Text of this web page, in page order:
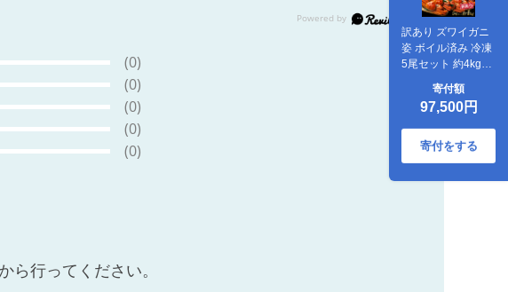
訳あり ズワイガニ
姿 ボイル済み 冷凍
5尾セット 約4kg
寄付額
97,500円
寄付をする
(0)
(0)
(0)
(0)
(0)
から行ってください。